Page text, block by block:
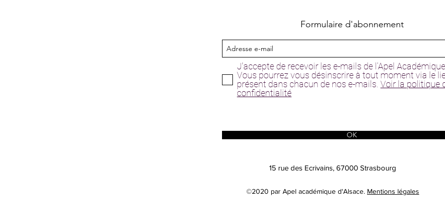
Formulaire d'abonnement
J'accepte de recevoir les e-mails de l’Apel Académique
Vous pourrez vous désinscrire à tout moment via le
présent dans chacun de nos e-mails. Voir la politique
confidentialité
OK
15 rue des Ecrivains, 67000 Strasbourg
©2020 par Apel académique d'Alsace. Mentions légales